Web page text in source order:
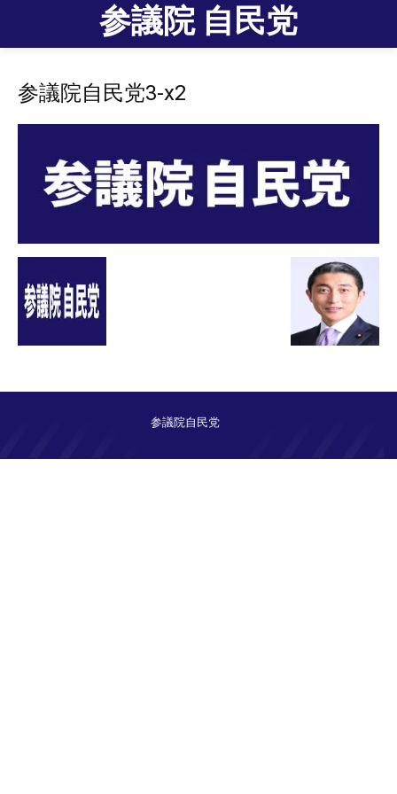
参議院 自民党
参議院自民党3-x2
参議院自民党